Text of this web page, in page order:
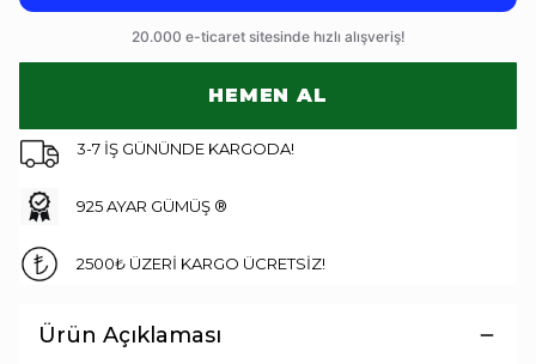
HEMEN AL
3-7 İŞ GÜNÜNDE KARGODA!
925 AYAR GÜMÜŞ ®
2500₺ ÜZERİ KARGO ÜCRETSİZ!
Ürün Açıklaması